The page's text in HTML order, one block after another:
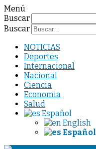
Menú
Buscar
Buscar
NOTICIAS
Deportes
Internacional
Nacional
Ciencia
Economia
Salud
Español
English
Español